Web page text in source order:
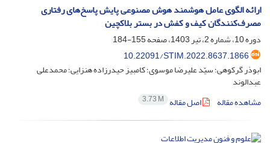
ارائه الگوی عامل هوشمند هوش مصنوعی پایش پاسخ‌های رفتاری
مصرف‌کنندگان کیف و کفش در بستر بلاکچین
دوره 10، شماره 2، تیر 1403، صفحه
155-184
10.22091/STIM.2022.8637.1866
ابوذر گرکوهی؛ سیّد علیرضا موسوی؛ کامبیز حیدرزاده هنزایی؛ محمدعلی
عبدالوند
مشاهده مقاله
اصل مقاله 3.73 M